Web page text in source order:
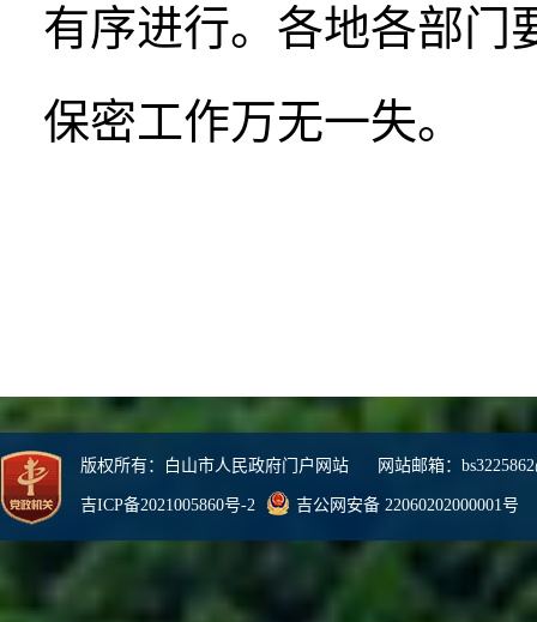
有序进行。各地各部门
保密工作万无一失。
版权所有：白山市人民政府门户网站 网站邮箱：
吉ICP备2021005860号-2 吉公网安备 22060202000001号